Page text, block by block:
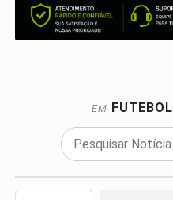
EM FUTEBOL